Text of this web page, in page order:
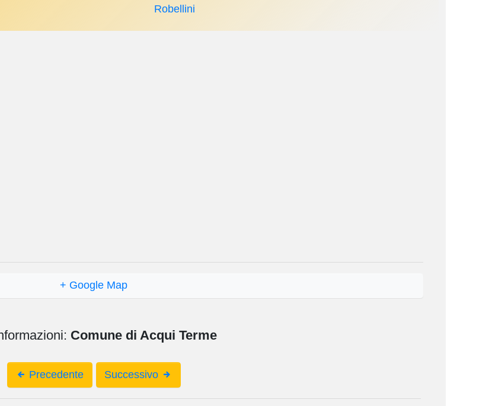
Robellini
+ Google Map
Comune di Acqui Terme
Precedente Successivo